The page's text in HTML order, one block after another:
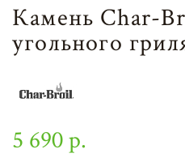
Камень Char-
угольного
5 690 р.